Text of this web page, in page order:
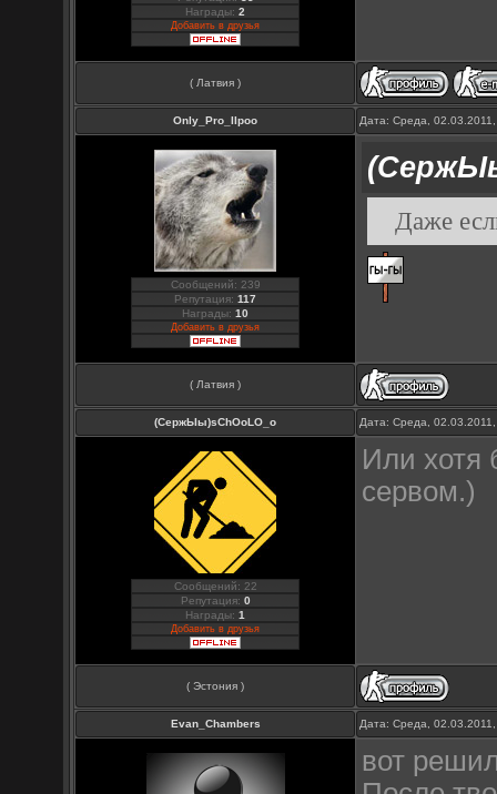
Награды:2
Добавить в друзья
( Латвия )
Only_Pro_IIpoo Дата: Среда,
Сообщений: 239
Репутация:117
Награды:10
Добавить в друзья
Даже
( Латвия )
(СержЫы)sChOoLO_o Дата: Среда,
Сообщений: 22
Репутация: 0
Награды:1
Добавить в друзья
Или хотя
сервом.)
( Эстония )
Evan_Chambers Дата: Среда,
вот